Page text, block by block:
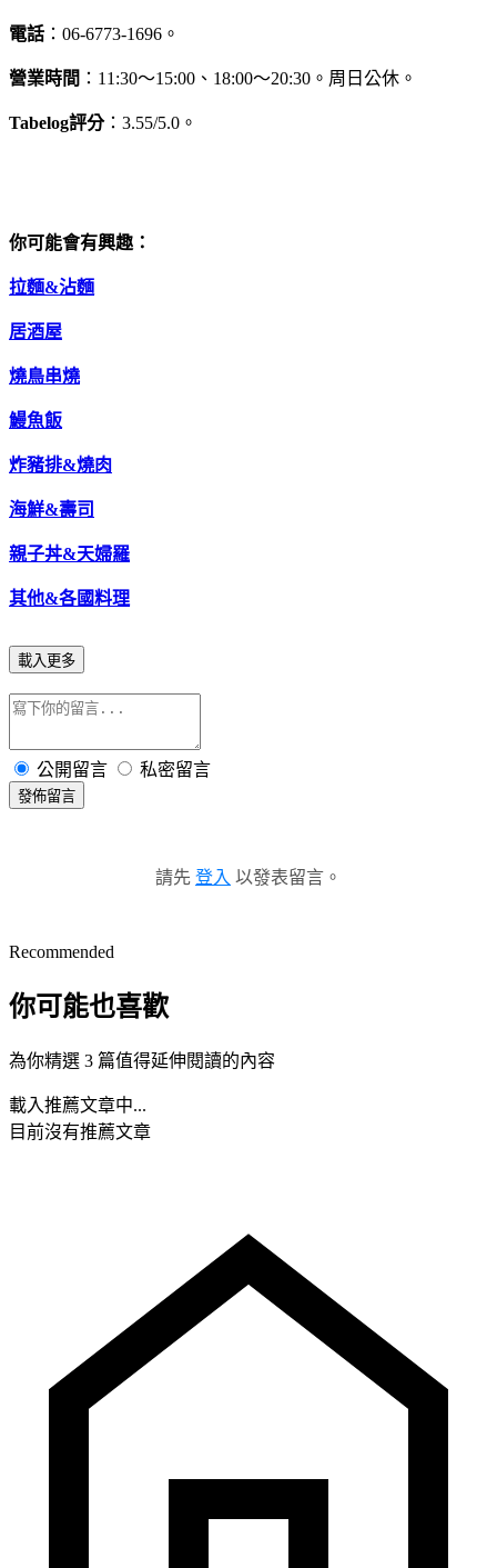
電話 ：06-6773-1696。
營業時間 ：11:30～15:00、18:00～20:30。周日公休。
Tabelog評分：3.55/5.0。
你可能會有興趣：
拉麵&沾麵
居酒屋
燒鳥串燒
鰻魚飯
炸豬排&燒肉
海鮮&壽司
親子丼&天婦羅
其他&各國料理
載入更多
公開留言 私密留言
發佈留言
請先 登入 以發表留言。
Recommended
你可能也喜歡
為你精選 3 篇值得延伸閱讀的內容
載入推薦文章中...
目前沒有推薦文章